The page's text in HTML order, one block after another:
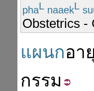
phaL naaekL
Obstetrics -
แผนกอา
กรรม